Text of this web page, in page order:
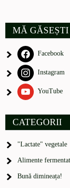
MĂ
Facebook
Instagram
YouTube
CATEGORII
"Lactate" vegetale
Alimente
Bună dimineața!